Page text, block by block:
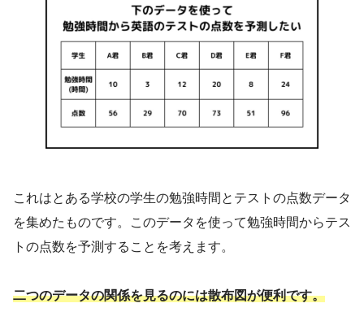
management）は、人・材料・装置・情報・エ
ネルギーを総合したシステムの設計・改善・確
立に関する活動である。そのシステムから得ら
工学的な分析・設計の原理・方法とともに、数
これはとある学校の学生の勉強時間とテストの点数データ
を集めたものです。このデータを使って勉強時間からテス
トの点数を予測することを考えます。
二つのデータの関係を見るのには散布図が便利です。